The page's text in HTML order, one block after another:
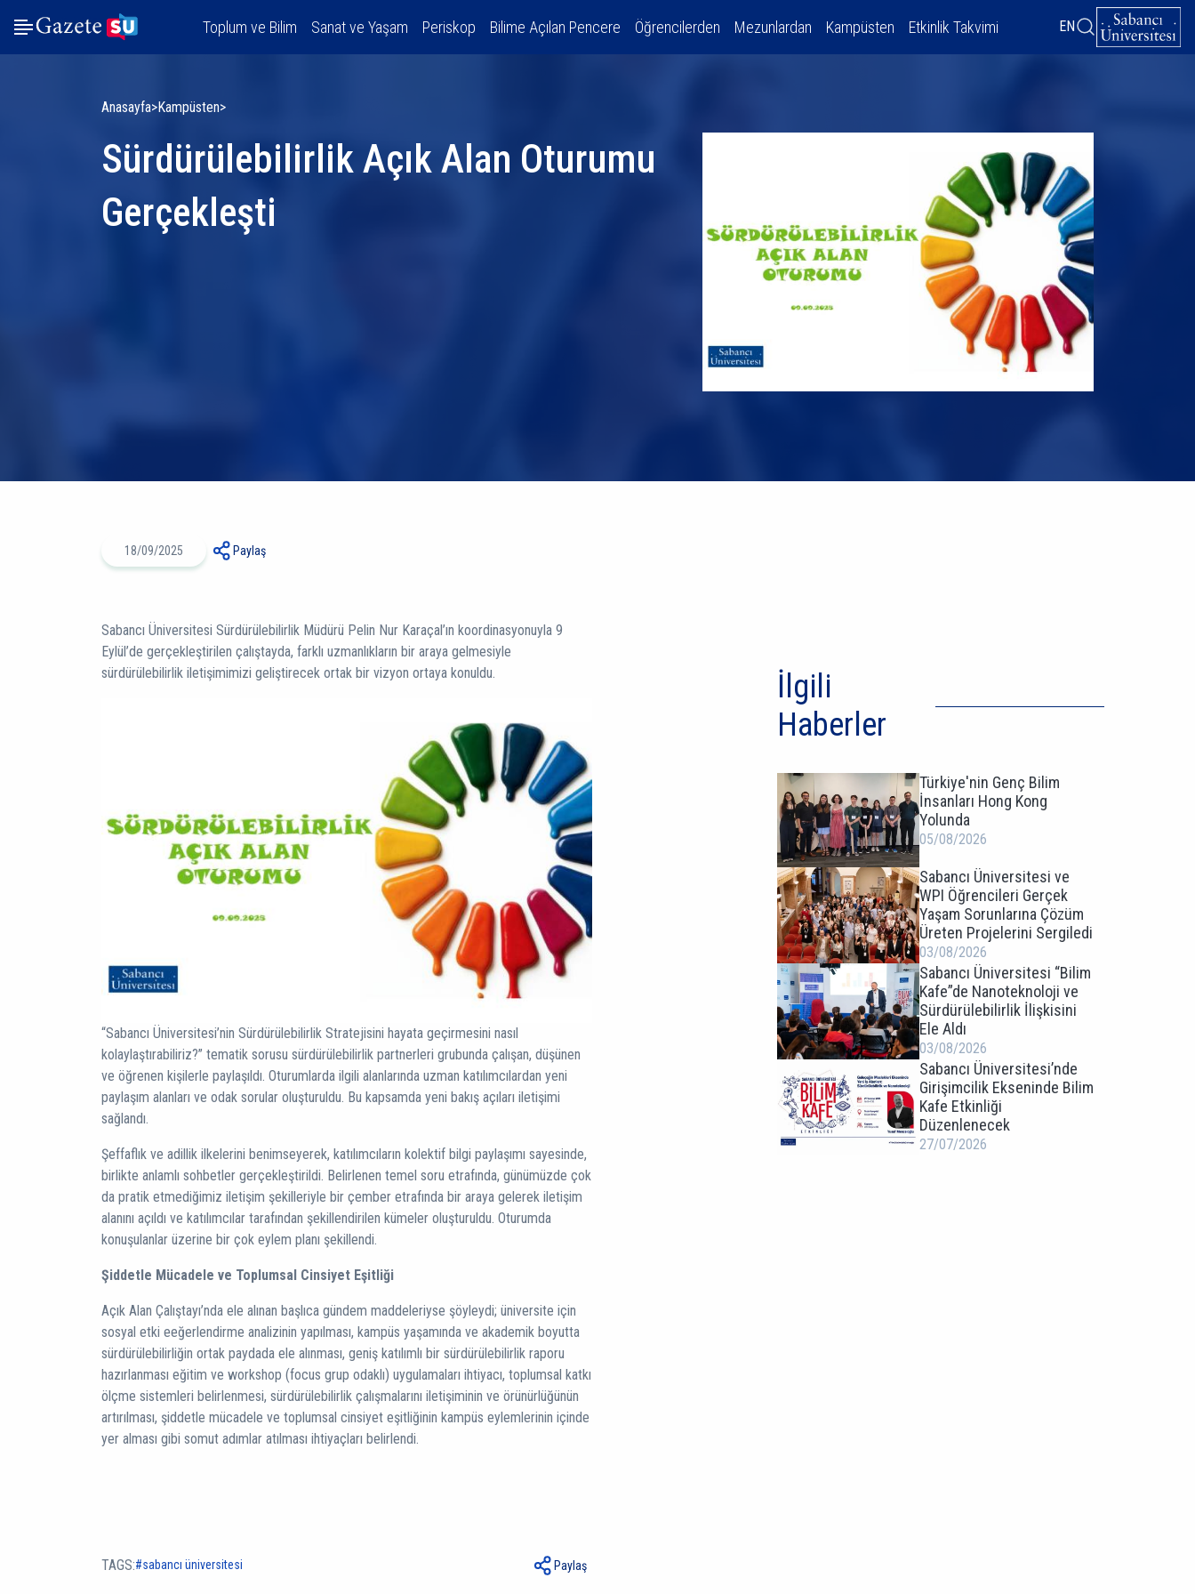
Toplum ve Bilim Sanat ve Yaşam Periskop Bilime Açılan Pencere Öğrencilerden Mezunlardan Kampüsten Etkinlik Takvimi EN
Anasayfa Kampüsten
Sürdürülebilirlik Açık Alan Oturumu
Gerçekleşti
18/09/2025 Paylaş
Sabancı Üniversitesi Sürdürülebilirlik Müdürü Pelin Nur Karaçal’ın koordinasyonuyla 9
Eylül’de gerçekleştirilen çalıştayda, farklı uzmanlıkların bir araya gelmesiyle
sürdürülebilirlik iletişimimizi geliştirecek ortak bir vizyon ortaya konuldu.
“Sabancı Üniversitesi’nin Sürdürülebilirlik Stratejisini hayata geçirmesini nasıl
kolaylaştırabiliriz?” tematik sorusu sürdürülebilirlik partnerleri grubunda çalışan, düşünen
ve öğrenen kişilerle paylaşıldı. Oturumlarda ilgili alanlarında uzman katılımcılardan yeni
paylaşım alanları ve odak sorular oluşturuldu. Bu kapsamda yeni bakış açıları iletişimi
sağlandı.
Şeffaflık ve adillik ilkelerini benimseyerek, katılımcıların kolektif bilgi paylaşımı sayesinde,
birlikte anlamlı sohbetler gerçekleştirildi. Belirlenen temel soru etrafında, günümüzde çok
da pratik etmediğimiz iletişim şekilleriyle bir çember etrafında bir araya gelerek iletişim
alanını açıldı ve katılımcılar tarafından şekillendirilen kümeler oluşturuldu. Oturumda
konuşulanlar üzerine bir çok eylem planı şekillendi.
Şiddetle Mücadele ve Toplumsal Cinsiyet Eşitliği
Açık Alan Çalıştayı’nda ele alınan başlıca gündem maddeleriyse şöyleydi; üniversite için
sosyal etki eeğerlendirme analizinin yapılması, kampüs yaşamında ve akademik boyutta
sürdürülebilirliğin ortak paydada ele alınması, geniş katılımlı bir sürdürülebilirlik raporu
hazırlanması eğitim ve workshop (focus grup odaklı) uygulamaları ihtiyacı, toplumsal katkı
ölçme sistemleri belirlenmesi, sürdürülebilirlik çalışmalarını iletişiminin ve örünürlüğünün
artırılması, şiddetle mücadele ve toplumsal cinsiyet eşitliğinin kampüs eylemlerinin içinde
yer alması gibi somut adımlar atılması ihtiyaçları belirlendi.
TAGS: sabancı üniversitesi Paylaş
İlgili
Haberler
Türkiye'nin Genç Bilim
İnsanları Hong Kong
Yolunda
05/08/2026
Sabancı Üniversitesi ve
WPI Öğrencileri Gerçek
Yaşam Sorunlarına Çözüm
Üreten Projelerini Sergiledi
03/08/2026
Sabancı Üniversitesi “Bilim
Kafe”de Nanoteknoloji ve
Sürdürülebilirlik İlişkisini
Ele Aldı
03/08/2026
Sabancı Üniversitesi’nde
Girişimcilik Ekseninde Bilim
Kafe Etkinliği
Düzenlenecek
27/07/2026